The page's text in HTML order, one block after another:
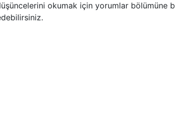
okumak için yorumlar bölümüne